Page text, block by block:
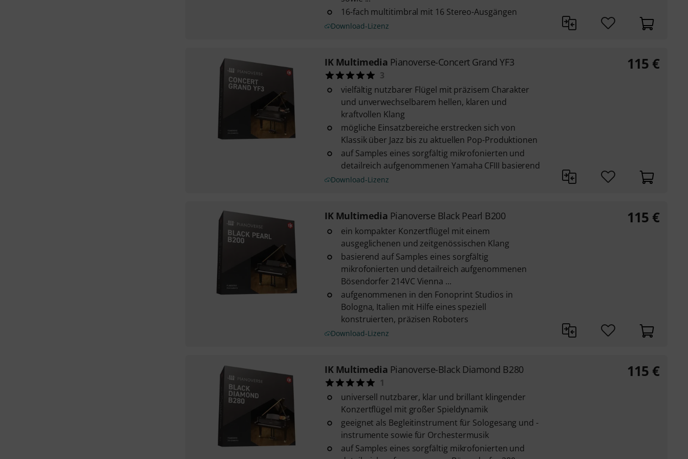
16-fach multitimbral mit 16 Stereo-Ausgängen
Download-Lizenz
IK Multimedia Pianoverse-Concert Grand YF3
3
vielfältig nutzbarer Flügel mit präzisem Charakter
und unverwechselbarem hellen, klaren und
kraftvollen Klang
mögliche Einsatzbereiche erstrecken sich von
Klassik über Jazz bis zu aktuellen Pop-Produktionen
auf Samples eines sorgfältig mikrofonierten und
detailreich aufgenommenen Yamaha CFIII basierend
Download-Lizenz
115 €
IK Multimedia Pianoverse Black Pearl B200
ein kompakter Konzertflügel mit einem
ausgeglichenen und zeitgenössischen Klang
basierend auf Samples eines sorgfältig
mikrofonierten und detailreich aufgenommenen
Bösendorfer 214VC Vienna ...
aufgenommenen in den Fonoprint Studios in
Bologna, Italien mit Hilfe eines speziell
konstruierten, präzisen Roboters
Download-Lizenz
115 €
IK Multimedia Pianoverse-Black Diamond B280
1
universell nutzbarer, klar und brillant klingender
Konzertflügel mit großer Spieldynamik
geeignet als Begleitinstrument für Sologesang und -
instrumente sowie für Orchestermusik
auf Samples eines sorgfältig mikrofonierten und
115 €